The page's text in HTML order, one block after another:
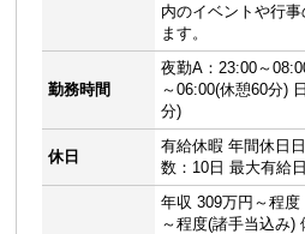
内のイベントや行
ます。
勤務時間
夜勤A：23:00～
～06:00(休憩60分)
分)
休日
有給休暇 年間休日
数：10日 最大有給
年収 309万円～程
～程度(諸手当込み)